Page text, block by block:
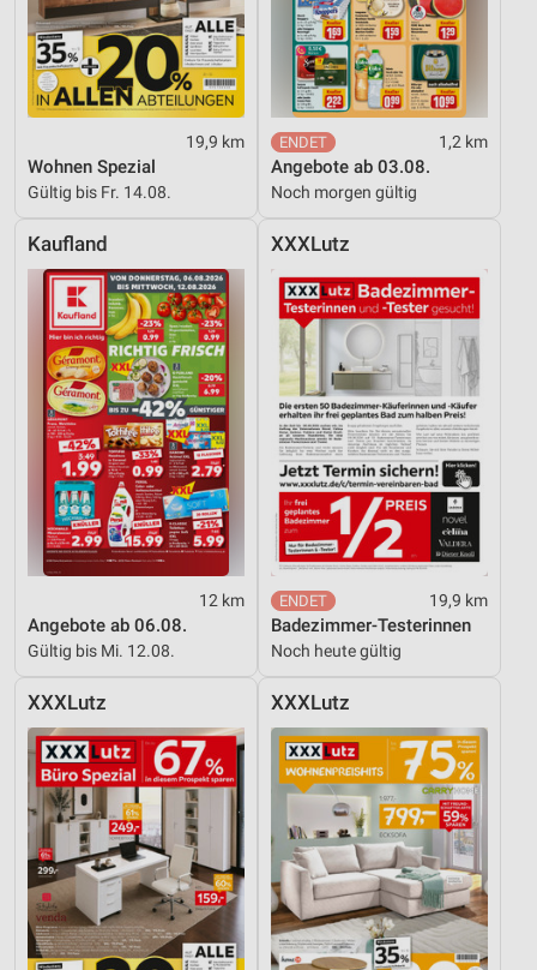
19,9 km
Wohnen Spezial
Gültig bis Fr. 14.08.
1,2 km
Angebote ab 03.08.
Noch morgen gültig
Kaufland
12 km
Angebote ab 06.08.
Gültig bis Mi. 12.08.
XXXLutz
19,9 km
Badezimmer-Testerinnen
Noch heute gültig
XXXLutz XXXLutz